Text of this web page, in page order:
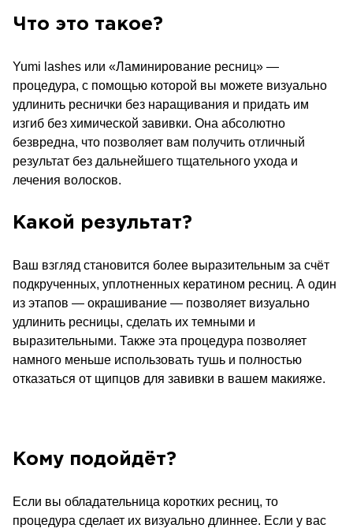
Что это такое?
Yumi lashes или «Ламинирование ресниц» —
процедура, с помощью которой вы можете визуально
удлинить реснички без наращивания и придать им
изгиб без химической завивки. Она абсолютно
безвредна, что позволяет вам получить отличный
результат без дальнейшего тщательного ухода и
лечения волосков.
Какой результат?
Ваш взгляд становится более выразительным за счёт
подкрученных, уплотненных кератином ресниц. А один
из этапов — окрашивание — позволяет визуально
удлинить ресницы, сделать их темными и
выразительными. Также эта процедура позволяет
намного меньше использовать тушь и полностью
отказаться от щипцов для завивки в вашем макияже.
Кому подойдёт?
Если вы обладательница коротких ресниц, то
процедура сделает их визуально длиннее. Если у вас